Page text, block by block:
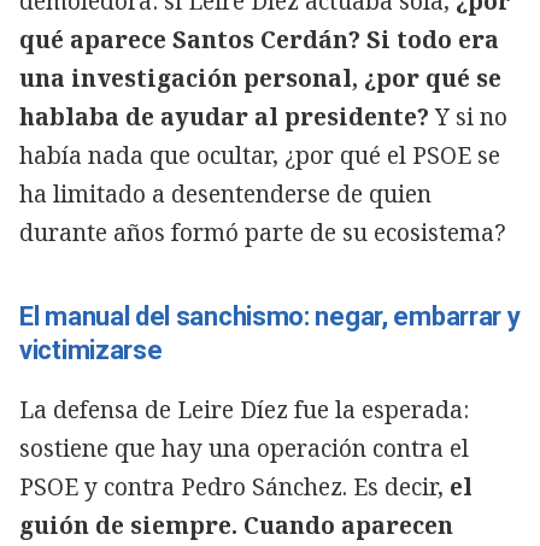
qué aparece Santos Cerdán? Si todo era
una investigación personal, ¿por qué se
hablaba de ayudar al presidente?Y si no
había nada que ocultar, ¿por qué el PSOE se
ha limitado a desentenderse de quien
durante años formó parte de su ecosistema?
El manual del sanchismo: negar, embarrar y
victimizarse
La defensa de Leire Díez fue la esperada:
sostiene que hay una operación contra el
PSOE y contra Pedro Sánchez. Es decir, el
guión de siempre. Cuando aparecen